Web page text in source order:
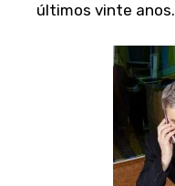
últimos vinte anos.